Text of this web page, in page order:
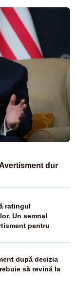
dur
ratingul
Un semnal
pentru
după decizia
să revină la